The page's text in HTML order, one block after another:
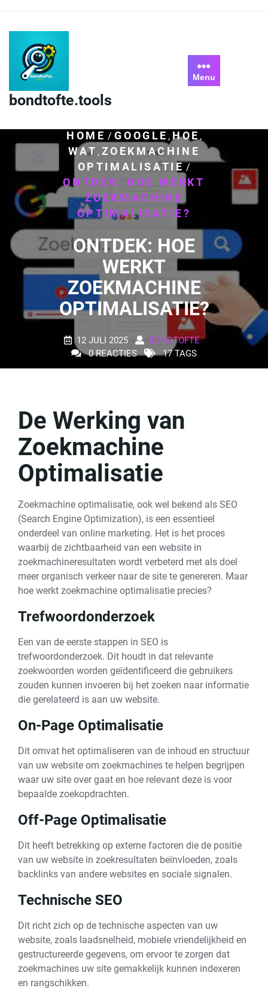
content
bondtofte.tools
Menu
HOME /GOOGLE , HOE ,
WAT , ZOEKMACHINE
OPTIMALISATIE/
ONTDEK: HOE WERKT
ZOEKMACHINE
OPTIMALISATIE?
ONTDEK: HOE
WERKT
ZOEKMACHINE
OPTIMALISATIE?
12 JULI 2025
BONDTOFTE
0 REACTIES
17 TAGS
De Werking van
Zoekmachine
Optimalisatie
Zoekmachine optimalisatie, ook wel bekend als SEO
(Search Engine Optimization), is een essentieel
onderdeel van online marketing. Het is het proces
waarbij de zichtbaarheid van een website in
zoekmachineresultaten wordt verbeterd met als doel
meer organisch verkeer naar de site te genereren. Maar
hoe werkt zoekmachine optimalisatie precies?
Trefwoordonderzoek
Een van de eerste stappen in SEO is
trefwoordonderzoek. Dit houdt in dat relevante
zoekwoorden worden geïdentificeerd die gebruikers
zouden kunnen invoeren bij het zoeken naar informatie
die gerelateerd is aan uw website.
On-Page Optimalisatie
Dit omvat het optimaliseren van de inhoud en structuur
van uw website om zoekmachines te helpen begrijpen
waar uw site over gaat en hoe relevant deze is voor
bepaalde zoekopdrachten.
Off-Page Optimalisatie
Dit heeft betrekking op externe factoren die de positie
van uw website in zoekresultaten beïnvloeden, zoals
backlinks van andere websites en sociale signalen.
Technische SEO
Dit richt zich op de technische aspecten van uw
website, zoals laadsnelheid, mobiele vriendelijkheid en
gestructureerde gegevens, om ervoor te zorgen dat
zoekmachines uw site gemakkelijk kunnen indexeren
en rangschikken.